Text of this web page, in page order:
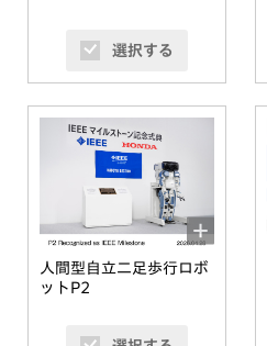
選択する
人間型自立二足歩行ロボ
ットP2